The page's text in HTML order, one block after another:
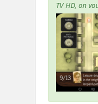
TV HD, on